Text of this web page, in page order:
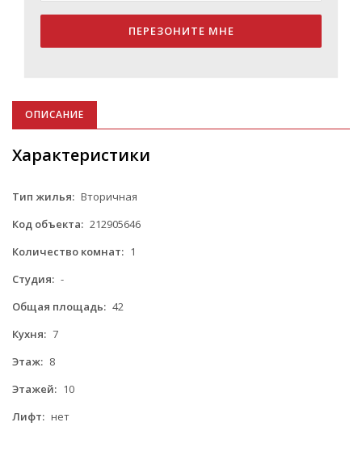
ПЕРЕЗОНИТЕ МНЕ
ОПИСАНИЕ
Характеристики
Тип жилья: Вторичная
Код объекта: 212905646
Количество комнат: 1
Студия: -
Общая площадь: 42
Кухня: 7
Этаж: 8
Этажей: 10
Лифт: нет